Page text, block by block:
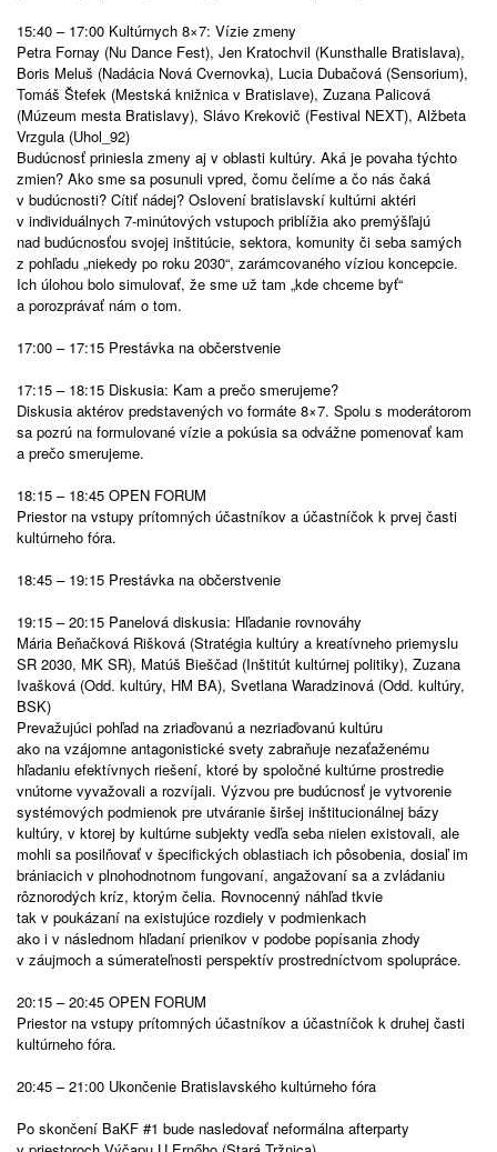
15:40 – 17:00 Kultúrnych 8×7: Vízie zmeny
Petra Fornay (Nu Dance Fest), Jen Kratochvil (Kunsthalle Bratislava),
Boris Meluš (Nadácia Nová Cvernovka), Lucia Dubačová (Sensorium),
Tomáš Štefek (Mestská knižnica v Bratislave), Zuzana Palicová
(Múzeum mesta Bratislavy), Slávo Krekovič (Festival NEXT), Alžbeta
Vrzgula (Uhol_92)
Budúcnosť priniesla zmeny aj v oblasti kultúry. Aká je povaha týchto
zmien? Ako sme sa posunuli vpred, čomu čelíme a čo nás čaká
v budúcnosti? Cítiť nádej? Oslovení bratislavskí kultúrni aktéri
v individuálnych 7-minútových vstupoch priblížia ako premýšľajú
nad budúcnosťou svojej inštitúcie, sektora, komunity či seba samých
z pohľadu „niekedy po roku 2030“, zarámcovaného víziou koncepcie.
Ich úlohou bolo simulovať, že sme už tam „kde chceme byť“
a porozprávať nám o tom.
17:00 – 17:15 Prestávka na občerstvenie
17:15 – 18:15 Diskusia: Kam a prečo smerujeme?
Diskusia aktérov predstavených vo formáte 8×7. Spolu s moderátorom
sa pozrú na formulované vízie a pokúsia sa odvážne pomenovať kam
a prečo smerujeme.
18:15 – 18:45 OPEN FORUM
Priestor na vstupy prítomných účastníkov a účastníčok k prvej časti
kultúrneho fóra.
18:45 – 19:15 Prestávka na občerstvenie
19:15 – 20:15 Panelová diskusia: Hľadanie rovnováhy
Mária Beňačková Rišková (Stratégia kultúry a kreatívneho priemyslu
SR 2030, MK SR), Matúš Bieščad (Inštitút kultúrnej politiky), Zuzana
Ivašková (Odd. kultúry, HM BA), Svetlana Waradzinová (Odd. kultúry,
BSK)
Prevažujúci pohľad na zriaďovanú a nezriaďovanú kultúru
ako na vzájomne antagonistické svety zabraňuje nezaťaženému
hľadaniu efektívnych riešení, ktoré by spoločné kultúrne prostredie
vnútorne vyvažovali a rozvíjali. Výzvou pre budúcnosť je vytvorenie
systémových podmienok pre utváranie širšej inštitucionálnej bázy
kultúry, v ktorej by kultúrne subjekty vedľa seba nielen existovali, ale
mohli sa posilňovať v špecifických oblastiach ich pôsobenia, dosiaľ im
brániacich v plnohodnotnom fungovaní, angažovaní sa a zvládaniu
rôznorodých kríz, ktorým čelia. Rovnocenný náhľad tkvie
tak v poukázaní na existujúce rozdiely v podmienkach
ako i v následnom hľadaní prienikov v podobe popísania zhody
v záujmoch a súmerateľnosti perspektív prostredníctvom spolupráce.
20:15 – 20:45 OPEN FORUM
Priestor na vstupy prítomných účastníkov a účastníčok k druhej časti
kultúrneho fóra.
20:45 – 21:00 Ukončenie Bratislavského kultúrneho fóra
Po skončení BaKF #1 bude nasledovať neformálna afterparty